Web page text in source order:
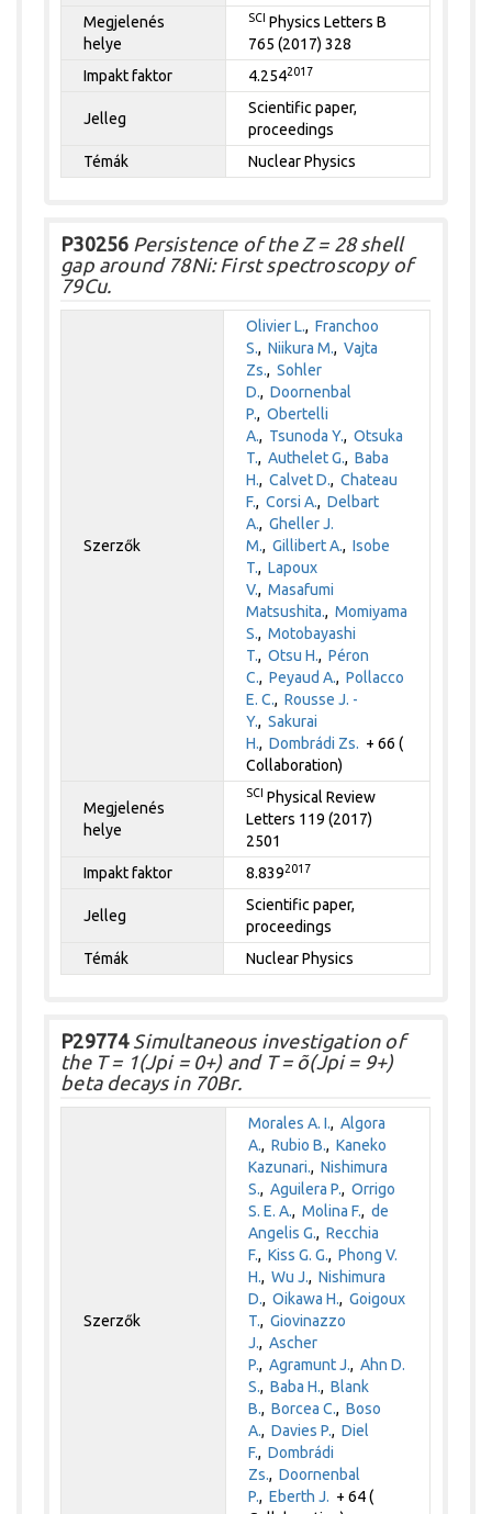
Megjelenés
helye
SCI Physics Letters B
765 (2017) 328
Impakt faktor
4.2542017
Jelleg
Scientific paper,
proceedings
Témák
Nuclear Physics
P30256 Persistence of the Z = 28 shell
gap around 78Ni: First spectroscopy of
79Cu.
Szerzők
Olivier L.,Franchoo
S.,Niikura M.,Vajta
Zs.,Sohler
D.,Doornenbal
P.,Obertelli
A., Tsunoda Y.,Otsuka
T.,Authelet G.,Baba
H.,Calvet D.,Chateau
F.,Corsi A.,Delbart
A.,Gheller J.
M.,Gillibert A.,Isobe
T.,Lapoux
V.,Masafumi
Matsushita.,Momiyama
S.,Motobayashi
T.,Otsu H.,Péron
C.,Peyaud A.,Pollacco
E. C.,Rousse J. -
Y.,Sakurai
H.,Dombrádi Zs. + 66 (
Collaboration)
Megjelenés
helye
SCI Physical Review
Letters 119 (2017)
2501
Impakt faktor
8.8392017
Jelleg
Scientific paper,
proceedings
Témák
Nuclear Physics
P29774Simultaneous investigation of
the T = 1(Jpi = 0+) and T = õ(Jpi = 9+)
beta decays in 70Br.
Szerzők
Morales A. I.,Algora
A.,Rubio B.,Kaneko
Kazunari.,Nishimura
S.,Aguilera P.,Orrigo
S. E. A.,Molina F.,de
Angelis G.,Recchia
F.,Kiss G. G.,Phong V.
H.,Wu J.,Nishimura
D.,Oikawa H.,Goigoux
T.,Giovinazzo
J.,Ascher
P.,Agramunt J.,Ahn D.
S.,Baba H.,Blank
B.,Borcea C.,Boso
A.,Davies P.,Diel
F.,Dombrádi
Zs.,Doornenbal
P.,Eberth J. + 64 (